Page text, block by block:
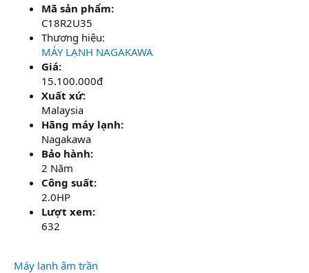
Mã sản phẩm:
C18R2U35
Thương hiệu:
MÁY LẠNH NAGAKAWA
Giá:
15.100.000đ
Xuất xứ:
Malaysia
Hãng máy lạnh:
Nagakawa
Bảo hành:
2 Năm
Công suất:
2.0HP
Lượt xem:
632
Máy lạnh âm trần